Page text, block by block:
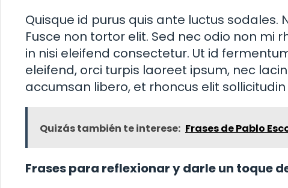
Quisque id purus quis ante luctus
Fusce non tortor elit. Sed nec odio non mi
in nisi eleifend consectetur. Ut id
eleifend, orci turpis laoreet ipsum, nec
accumsan libero, et rhoncus elit sollicitudin
Quizás también te interese: Frases de Pablo
Frases para reflexionar y darle un toque